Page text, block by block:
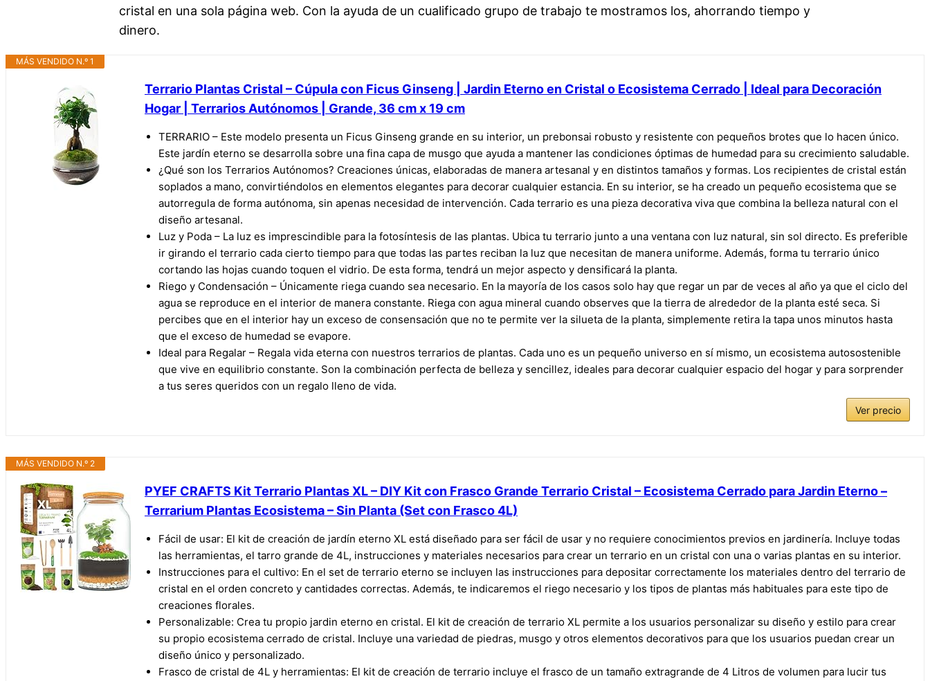
cristal en una sola página web. Con la ayuda de un cualificado grupo de trabajo te mostramos los, ahorrando tiempo y
dinero.
MÁS VENDIDO N.º 1
Terrario Plantas Cristal – Cúpula con Ficus Ginseng | Jardin Eterno en Cristal o Ecosistema Cerrado | Ideal para Decoración
Hogar | Terrarios Autónomos | Grande, 36 cm x 19 cm
TERRARIO – Este modelo presenta un Ficus Ginseng grande en su interior, un prebonsai robusto y resistente con pequeños brotes que lo hacen único.
Este jardín eterno se desarrolla sobre una fina capa de musgo que ayuda a mantener las condiciones óptimas de humedad para su crecimiento saludable.
¿Qué son los Terrarios Autónomos? Creaciones únicas, elaboradas de manera artesanal y en distintos tamaños y formas. Los recipientes de cristal están
soplados a mano, convirtiéndolos en elementos elegantes para decorar cualquier estancia. En su interior, se ha creado un pequeño ecosistema que se
autorregula de forma autónoma, sin apenas necesidad de intervención. Cada terrario es una pieza decorativa viva que combina la belleza natural con el
diseño artesanal.
Luz y Poda – La luz es imprescindible para la fotosíntesis de las plantas. Ubica tu terrario junto a una ventana con luz natural, sin sol directo. Es preferible
ir girando el terrario cada cierto tiempo para que todas las partes reciban la luz que necesitan de manera uniforme. Además, forma tu terrario único
cortando las hojas cuando toquen el vidrio. De esta forma, tendrá un mejor aspecto y densificará la planta.
Riego y Condensación – Únicamente riega cuando sea necesario. En la mayoría de los casos solo hay que regar un par de veces al año ya que el ciclo del
agua se reproduce en el interior de manera constante. Riega con agua mineral cuando observes que la tierra de alrededor de la planta esté seca. Si
percibes que en el interior hay un exceso de consensación que no te permite ver la silueta de la planta, simplemente retira la tapa unos minutos hasta
que el exceso de humedad se evapore.
Ideal para Regalar – Regala vida eterna con nuestros terrarios de plantas. Cada uno es un pequeño universo en sí mismo, un ecosistema autosostenible
que vive en equilibrio constante. Son la combinación perfecta de belleza y sencillez, ideales para decorar cualquier espacio del hogar y para sorprender
a tus seres queridos con un regalo lleno de vida.
Ver precio
MÁS VENDIDO N.º 2
PYEF CRAFTS Kit Terrario Plantas XL – DIY Kit con Frasco Grande Terrario Cristal – Ecosistema Cerrado para Jardin Eterno –
Terrarium Plantas Ecosistema – Sin Planta (Set con Frasco 4L)
Fácil de usar: El kit de creación de jardín eterno XL está diseñado para ser fácil de usar y no requiere conocimientos previos en jardinería. Incluye todas
las herramientas, el tarro grande de 4L, instrucciones y materiales necesarios para crear un terrario en un cristal con una o varias plantas en su interior.
Instrucciones para el cultivo: En el set de terrario eterno se incluyen las instrucciones para depositar correctamente los materiales dentro del terrario de
cristal en el orden concreto y cantidades correctas. Además, te indicaremos el riego necesario y los tipos de plantas más habituales para este tipo de
creaciones florales.
Personalizable: Crea tu propio jardin eterno en cristal. El kit de creación de terrario XL permite a los usuarios personalizar su diseño y estilo para crear
su propio ecosistema cerrado de cristal. Incluye una variedad de piedras, musgo y otros elementos decorativos para que los usuarios puedan crear un
diseño único y personalizado.
Frasco de cristal de 4L y herramientas: El kit de creación de terrario incluye el frasco de un tamaño extragrande de 4 Litros de volumen para lucir tus